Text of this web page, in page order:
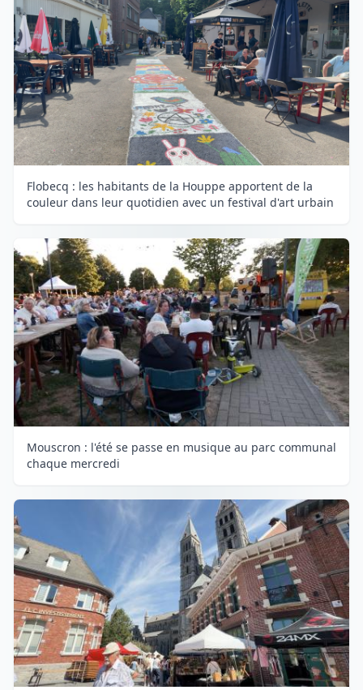
Flobecq : les habitants de la Houppe apportent de la
couleur dans leur quotidien avec un festival d'art urbain
Mouscron : l'été se passe en musique au parc communal
chaque mercredi